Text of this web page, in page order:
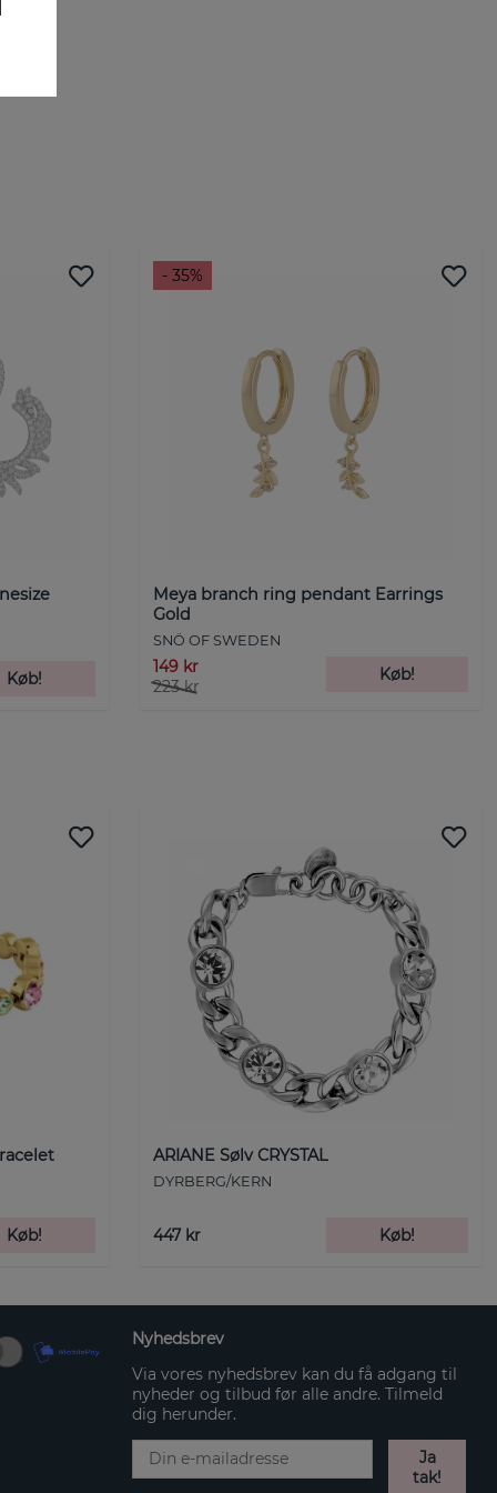
Køb!
- 35%
Meya branch ring pendant Earrings
Gold
SNÖ OF SWEDEN
149 kr
223 kr
Køb!
Køb!
ARIANE Sølv CRYSTAL
DYRBERG/KERN
447 kr Køb!
Nyhedsbrev
Via vores nyhedsbrev kan du få adgang til
nyheder og tilbud før alle andre. Tilmeld
dig herunder.
Ja
tak!